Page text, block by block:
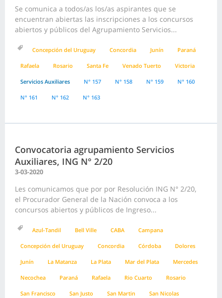
Se comunica a todos/as los/as aspirantes que se
encuentran abiertas las inscripciones a los concursos
abiertos y públicos del Agrupamiento Servicios...
Concepción del Uruguay Concordia Junín Paraná
Rafaela Rosario Santa Fe Venado Tuerto Victoria
Servicios Auxiliares N° 157 N° 158 N° 159 N° 160
N° 161 N° 162 N° 163
Convocatoria agrupamiento Servicios
Auxiliares, ING N° 2/20
3-03-2020
Les comunicamos que por por Resolución ING N° 2/20,
el Procurador General de la Nación convoca a los
concursos abiertos y públicos de Ingreso...
Azul-Tandil Bell Ville CABA Campana
Concepción del Uruguay Concordia Córdoba Dolores
Junín La Matanza La Plata Mar del Plata Mercedes
Necochea Paraná Rafaela Rio Cuarto Rosario
San Francisco San Justo San Martin San Nicolas